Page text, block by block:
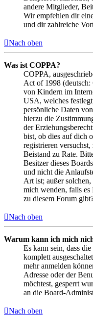
andere Mitglieder,
Wir empfehlen dir
und dir zahlreiche
Nach oben
Was ist COPPA?
COPPA,
Act of 1998 (deutsch:
von Kindern im
USA, welches
persönliche Daten
hierzu die
der
bist, ob dies auf dich
registrieren
Beistand zu Rate.
Besitzer dieses
und nicht die
Art ist; außer
mich wenden, falls es
zu diesem Forum
Nach oben
Warum kann ich mich
Es kann sein, dass
komplett
mehr anmelden
Adresse oder der
möchtest, gesperrt
an die Board-
Nach oben